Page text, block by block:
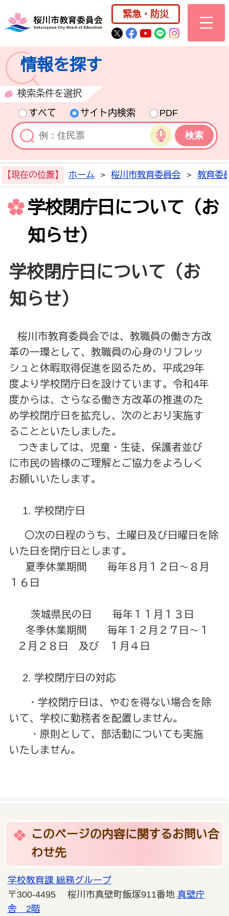
桜川市公式ホー
緊急・防災
桜川市公式Twitter
桜川市公式
桜川市公式
桜川市公式
情報を探す
検索条件を選択
すべて
サイト内検索
PDF
音声検索
【現在の位置】 ホーム > 桜川市教育委員会 > 教育委
学校閉庁日について（お
知らせ）
学校閉庁日について（お
知らせ）
桜川市教育委員会では、教職員の働き方改
革の一環として、教職員の心身のリフレッ
シュと休暇取得促進を図るため、平成29年
度より学校閉庁日を設けています。令和4年
度からは、さらなる働き方改革の推進のた
め学校閉庁日を拡充し、次のとおり実施す
ることといたしました。
つきましては、児童・生徒、保護者並び
に市民の皆様のご理解とご協力をよろしく
お願いいたします。
学校閉庁日
〇次の日程のうち、土曜日及び日曜日を除
いた日を閉庁日とします。
夏季休業期間 毎年８月１２日～８月
１６日
茨城県民の日 毎年１１月１３日
冬季休業期間 毎年１２月２７日～１
２月２８日 及び １月４日
学校閉庁日の対応
・学校閉庁日は、やむを得ない場合を除
いて、学校に勤務者を配置しません。
・ 原則として、部活動についても実施
いたしません。
このページの内容に関するお問い合
わせ先
学校教育課 総務グループ
〒300-4495 桜川市真壁町飯塚911番地 真壁庁
舎 2階